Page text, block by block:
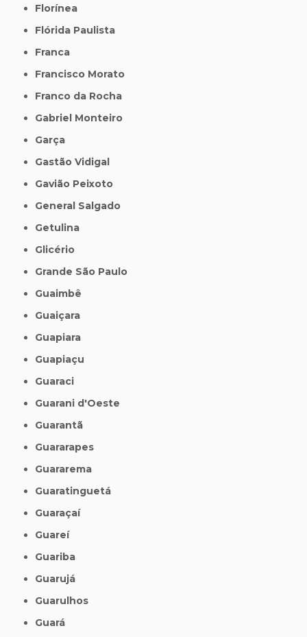
Florínea
Flórida Paulista
Franca
Francisco Morato
Franco da Rocha
Gabriel Monteiro
Garça
Gastão Vidigal
Gavião Peixoto
General Salgado
Getulina
Glicério
Grande São Paulo
Guaimbê
Guaiçara
Guapiara
Guapiaçu
Guaraci
Guarani d'Oeste
Guarantã
Guararapes
Guararema
Guaratinguetá
Guaraçaí
Guareí
Guariba
Guarujá
Guarulhos
Guará